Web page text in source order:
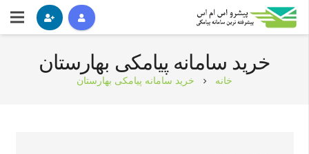
خرید سامانه پیامکی بهارستان
خانه chevron_right خرید سامانه پیامکی بهارستان